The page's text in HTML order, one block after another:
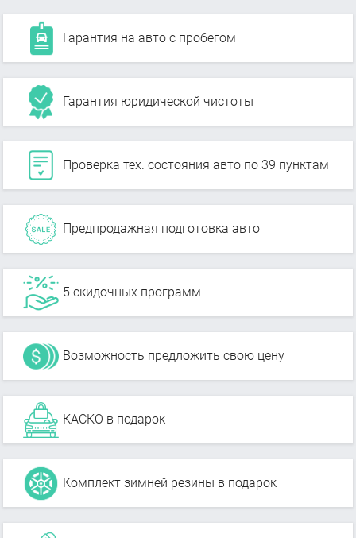
Гарантия на авто с пробегом
Гарантия юридической чистоты
Проверка тех. состояния авто по 39 пунктам
Предпродажная подготовка авто
5 скидочных программ
Возможность предложить свою цену
КАСКО в подарок
Комплект зимней резины в подарок